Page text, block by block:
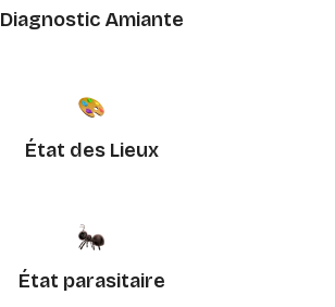
Diagnostic Amiante
État des Lieux
État parasitaire